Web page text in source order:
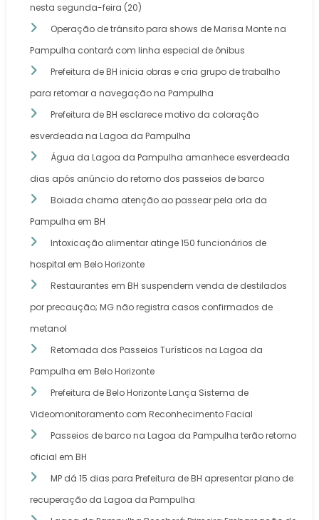
nesta segunda-feira (20)
Operação de trânsito para shows de Marisa Monte na
Pampulha contará com linha especial de ônibus
Prefeitura de BH inicia obras e cria grupo de trabalho
para retomar a navegação na Pampulha
Prefeitura de BH esclarece motivo da coloração
esverdeada na Lagoa da Pampulha
Água da Lagoa da Pampulha amanhece esverdeada
dias após anúncio do retorno dos passeios de barco
Boiada chama atenção ao passear pela orla da
Pampulha em BH
Intoxicação alimentar atinge 150 funcionários de
hospital em Belo Horizonte
Restaurantes em BH suspendem venda de destilados
por precaução; MG não registra casos confirmados de
metanol
Retomada dos Passeios Turísticos na Lagoa da
Pampulha em Belo Horizonte
Prefeitura de Belo Horizonte Lança Sistema de
Videomonitoramento com Reconhecimento Facial
Passeios de barco na Lagoa da Pampulha terão retorno
oficial em BH
MP dá 15 dias para Prefeitura de BH apresentar plano de
recuperação da Lagoa da Pampulha